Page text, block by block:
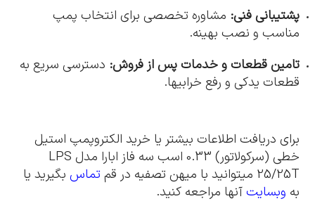
پشتیبانی فنی: مشاوره تخصصی برای انتخاب پمپ
مناسب و نصب بهینه.
تامین قطعات و خدمات پس از فروش: دسترسی سریع به
قطعات یدکی و رفع خرابیها.
برای دریافت اطلاعات بیشتر یا خرید الکتروپمپ استیل
خطی (سرکولاتور) 0.33 اسب سه فاز ابارا مدل LPS
25/25T میتوانید با میهن تصفیه در قم
تماس بگیرید یا
به وبسایتآنها مراجعه کنید.